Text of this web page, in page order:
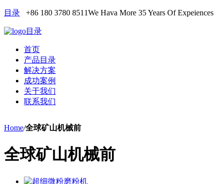
目录 +86 180 3780 8511We Hava More 35 Years Of Expeiences
目录
首页
产品目录
解决方案
成功案例
关于我们
联系我们
Home/全球矿山机械前
全球矿山机械前